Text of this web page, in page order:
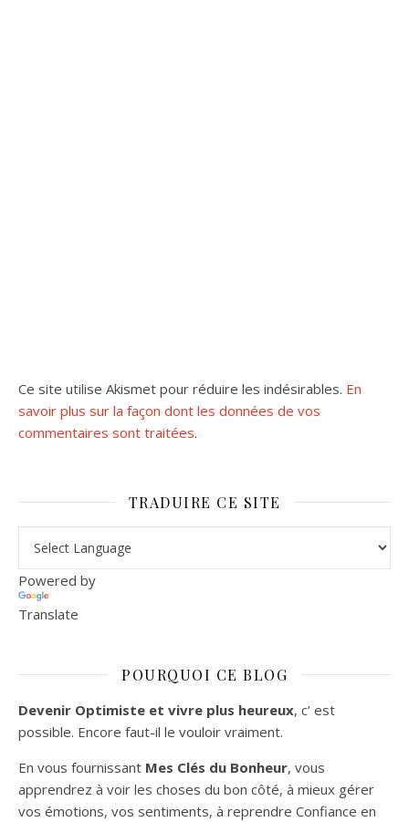
Ce site utilise Akismet pour réduire les indésirables. En
savoir plus sur la façon dont les données de vos
commentaires sont traitées.
TRADUIRE CE SITE
Powered by
Translate
POURQUOI CE BLOG
Devenir Optimiste et vivre plus heureux, c’ est
possible. Encore faut-il le vouloir vraiment.
En vous fournissant Mes Clés du Bonheur, vous
apprendrez à voir les choses du bon côté, à mieux gérer
vos émotions, vos sentiments, à reprendre Confiance en